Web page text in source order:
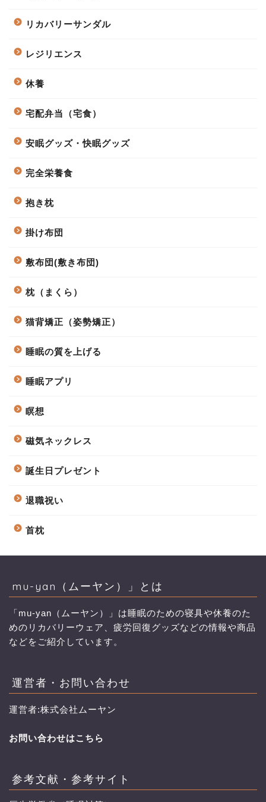
リカバリーサンダル
レジリエンス
休養
宅配弁当（宅食）
安眠グッズ・快眠グッズ
完全栄養食
抱き枕
掛け布団
敷布団(敷き布団)
枕（まくら）
猫背矯正（姿勢矯正）
睡眠の質を上げる
睡眠アプリ
瞑想
磁気ネックレス
誕生日プレゼント
退職祝い
首枕
mu-yan（ムーヤン）」とは
「mu-yan（ムーヤン）」は睡眠のための寝具や休養のた
めのリカバリーウェア、疲労回復グッズなどの情報や商品
などをご紹介しています。
運営者・お問い合わせ
運営者:株式会社ムーヤン
お問い合わせはこちら
参考文献・参考サイト